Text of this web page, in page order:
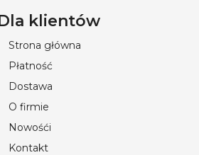
klientów
Strona główna
Płatność
Dostawa
O firmie
Nowośći
Kontakt